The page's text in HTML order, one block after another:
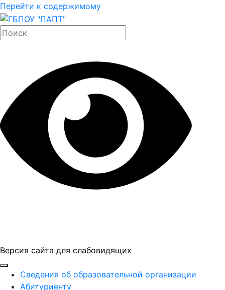
Перейти к содержимому
Версия сайта для слабовидящих
ГБПОУ "ПАПТ"
Сведения об образовательной организации
Абитуриенту